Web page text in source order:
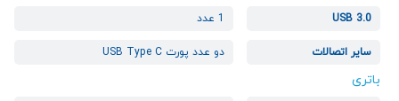
USB 3.0 1 عدد
سایر اتصالات دو عدد پورت USB Type C
باتری